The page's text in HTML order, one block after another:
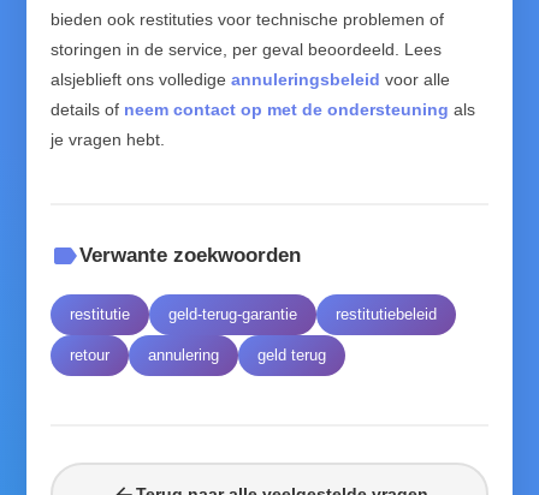
bieden ook restituties voor technische problemen of
storingen in de service, per geval beoordeeld. Lees
alsjeblieft ons volledigeannuleringsbeleid voor alle
details of neem contact op met de ondersteuning als
je vragen hebt.
labelVerwante zoekwoorden
restitutie geld-terug-garantie restitutiebeleid
retour annulering geld terug